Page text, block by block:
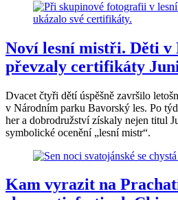
Noví lesní mistři. Děti v
převzaly certifikáty
Dvacet čtyři dětí úspěšně završilo
v Národním parku Bavorský les. Po
her a dobrodružství získaly nejen titul
symbolické ocenění „lesní mistr“.
Kam vyrazit na